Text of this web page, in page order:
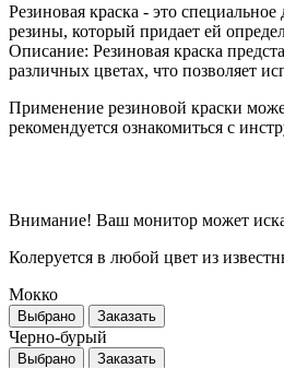
Резиновая краска - это
резины, который придает ей
Описание: Резиновая краска
различных цветах, что позволяет
Применение резиновой краски
рекомендуется ознакомиться с
Внимание! Ваш монитор может
Колеруется в любой цвет из
Мокко
Выбрано Заказать
Черно-бурый
Выбрано Заказать